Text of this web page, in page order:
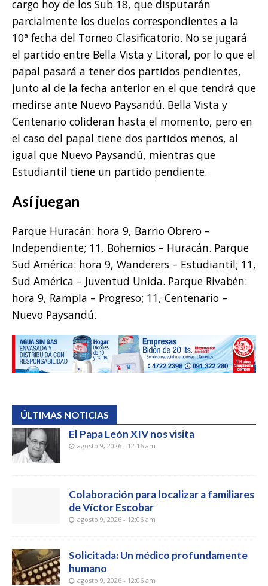
cargo hoy de los Sub 18, que disputarán
parcialmente los duelos correspondientes a la
10ª fecha del Torneo Clasificatorio. No se jugará
el partido entre Bella Vista y Litoral, por lo que el
papal pasará a tener dos partidos pendientes,
junto al de la fecha anterior en el que tendrá que
medirse ante Nuevo Paysandú. Bella Vista y
Centenario colideran hasta el momento, pero en
el caso del papal tiene dos partidos menos, al
igual que Nuevo Paysandú, mientras que
Estudiantil tiene un partido pendiente.
Así juegan
Parque Huracán: hora 9, Barrio Obrero –
Independiente; 11, Bohemios – Huracán. Parque
Sud América: hora 9, Wanderers – Estudiantil; 11,
Sud América – Juventud Unida. Parque Rivabén:
hora 9, Rampla – Progreso; 11, Centenario –
Nuevo Paysandú.
ÚLTIMAS NOTICIAS
El Papa León XIV nos visita
agosto 9, 2026 - 12:16 am
Colaboración para localizar a familiares
de Víctor Escobar
agosto 9, 2026 - 12:06 am
Solicitada: Un médico profundamente
humano
agosto 9, 2026 - 12:06 am